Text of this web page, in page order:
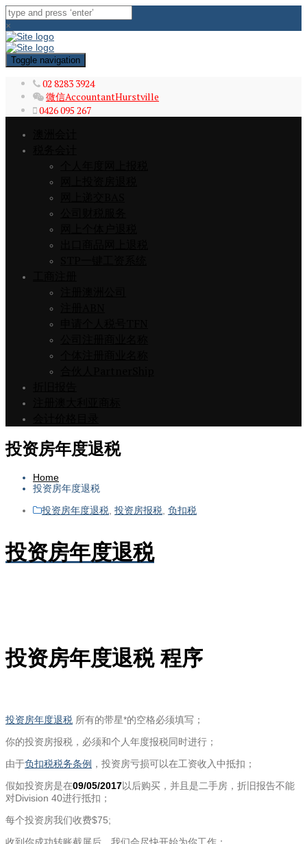
×
Toggle navigation
02 8283 3924
微信AccountantHurstville
0426 095 267
投资房年度退税
Home
投资房年度退税
投资房年度退税 投资房报税 负扣税
投资房年度退税
投资房年度退税 程序
投资房年度退税 所有的带星*的空格必须填写；
你的投资房报税，必须和个人年度报税同时进行；
由于负扣税税务条例 ，投资房亏损可以在工资收入中抵扣；
假如投资房是在09/05/2017以后购买，并且是二手房，折旧报告不能
对Division 40进行抵扣；
每个投资房我们收费$75;